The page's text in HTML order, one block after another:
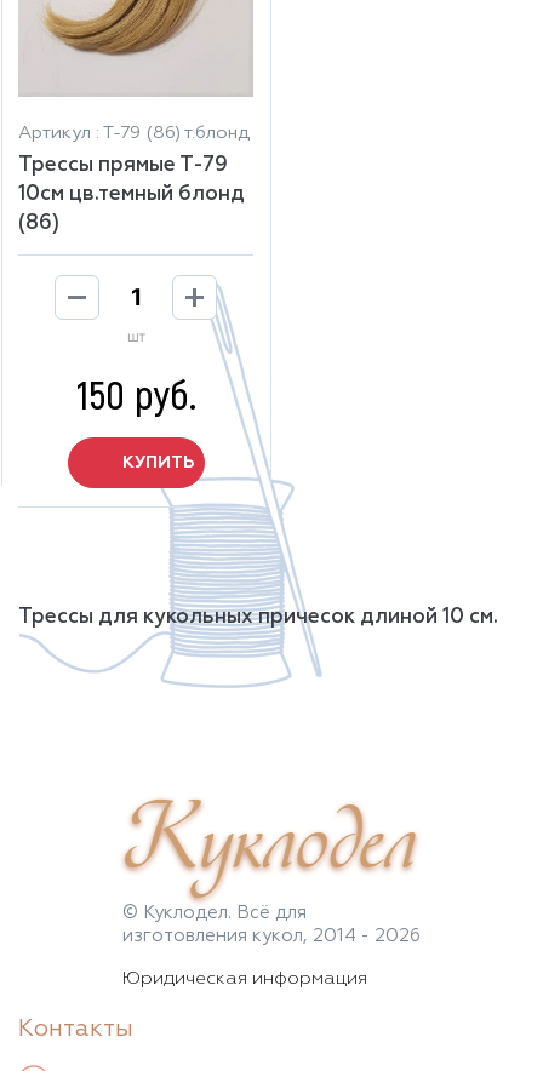
Артикул : Т-79 (86) т.блонд
Трессы прямые Т-79
10см цв.темный блонд
(86)
шт
150 руб.
КУПИТЬ
Трессы для кукольных причесок длиной 10 см.
Куклодел
© Куклодел. Всё для
изготовления кукол, 2014 - 2026
Юридическая информация
Контакты